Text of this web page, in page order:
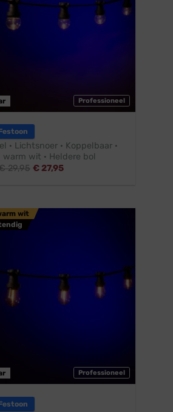
Professioneel
· Lichtsnoer · Koppelbaar ·
warm wit · Heldere bol
29,95 € 27,95
Professioneel
wit